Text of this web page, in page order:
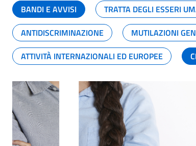
BANDI E AVVISI TRATTA DEGLI ESSERI
ANTIDISCRIMINAZIONE
MUTILAZIONI
ATTIVITÀ INTERNAZIONALI ED EUROPEE